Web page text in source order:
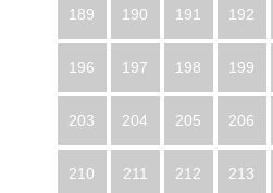
189 190 191 192
196 197 198 199
203 204 205 206
210 211 212 213